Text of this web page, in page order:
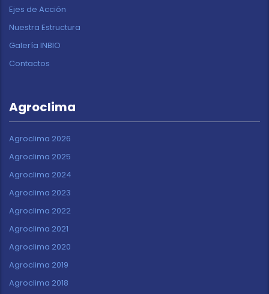
Ejes de Acción
Nuestra Estructura
Galería INBIO
Contactos
Agroclima
Agroclima 2026
Agroclima 2025
Agroclima 2024
Agroclima 2023
Agroclima 2022
Agroclima 2021
Agroclima 2020
Agroclima 2019
Agroclima 2018